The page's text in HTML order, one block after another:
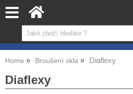
Home Broušení skla Diaflexy
Diaflexy